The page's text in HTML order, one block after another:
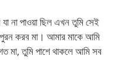
না পাওয়া ছিল এখন তুমি সেই
করব মা। আমার মাকে আমি
মা, তুমি পাশে থাকলে আমি সব